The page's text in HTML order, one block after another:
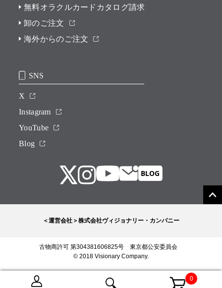
無料オラクルカードカタログ請求
卸のご注文
海外からのご注文
SNS
X
Instagram
YouTube
Blog
＜運営会社＞株式会社ヴィジョナリー・カンパニー
古物商許可 第304381606825号 東京都公安委員会
© 2018 Visionary Company.
0